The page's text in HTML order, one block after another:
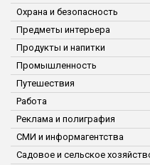
Охрана и безопасность
Предметы интерьера
Продукты и напитки
Промышленность
Путешествия
Работа
Реклама и полиграфия
СМИ и информагентства
Садовое и сельское